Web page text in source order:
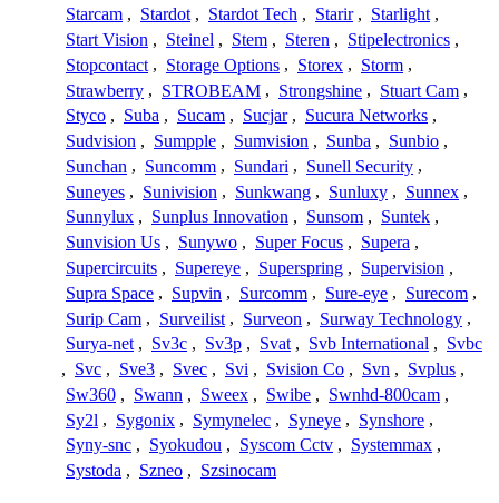
Starcam , Stardot , Stardot Tech , Starir , Starlight ,
Start Vision , Steinel , Stem , Steren , Stipelectronics ,
Stopcontact , Storage Options , Storex , Storm ,
Strawberry , STROBEAM , Strongshine , Stuart Cam ,
Styco , Suba , Sucam , Sucjar , Sucura Networks ,
Sudvision , Sumpple , Sumvision , Sunba , Sunbio ,
Sunchan , Suncomm , Sundari , Sunell Security ,
Suneyes , Sunivision , Sunkwang , Sunluxy , Sunnex ,
Sunnylux , Sunplus Innovation , Sunsom , Suntek ,
Sunvision Us , Sunywo , Super Focus , Supera ,
Supercircuits , Supereye , Superspring , Supervision ,
Supra Space , Supvin , Surcomm , Sure-eye , Surecom ,
Surip Cam , Surveilist , Surveon , Surway Technology ,
Surya-net , Sv3c , Sv3p , Svat , Svb International , Svbc
, Svc , Sve3 , Svec , Svi , Svision Co , Svn , Svplus ,
Sw360 , Swann , Sweex , Swibe , Swnhd-800cam ,
Sy2l , Sygonix , Symynelec , Syneye , Synshore ,
Syny-snc , Syokudou , Syscom Cctv , Systemmax ,
Systoda , Szneo , Szsinocam